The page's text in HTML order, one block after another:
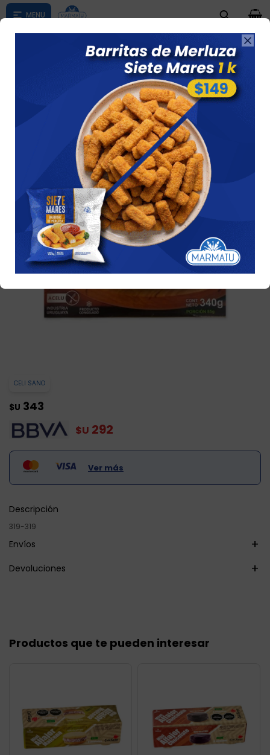

según su zona
0

Pizza Con Salsa Y Muzza Celisano 340 Gs
CELI SANO
$U 343
$U 292
Ver más
Descripción
319-319
Envíos
Devoluciones
Productos que te pueden interesar